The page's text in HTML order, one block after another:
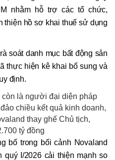
nhằm hỗ trợ các tổ chức,
thiện hồ sơ khai thuế sử dụng
soát danh mục bất động sản
thực hiện kê khai bổ sung và
định.
là người đại diện pháp
chiều kết quả kinh doanh,
thay ghế Chủ tịch,
tỷ đồng
bố trong bối cảnh Novaland
quý I/2026 cải thiện mạnh so